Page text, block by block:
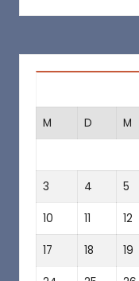
M D M
3 4 5
10 11 12
17 18 19